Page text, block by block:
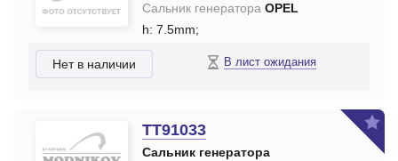
Сальник генератора OPEL
h: 7.5mm;
Нет в наличии В лист ожидания
TT91033
Сальник генератора